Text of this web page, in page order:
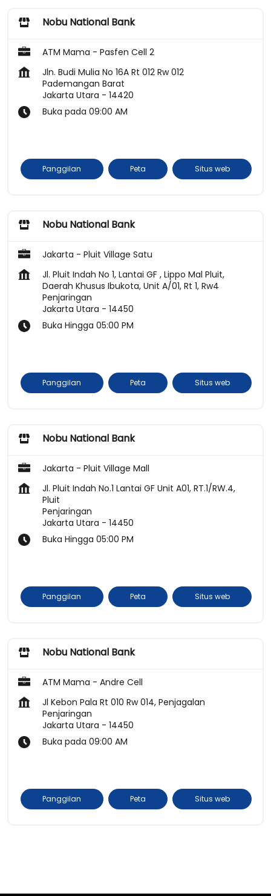
Nobu National Bank
ATM Mama - Pasfen Cell 2
Jln. Budi Mulia No 16A Rt 012 Rw 012
Pademangan Barat
Jakarta Utara - 14420
Buka pada 09:00 AM
Panggilan Peta Situs web
Nobu National Bank
Jakarta - Pluit Village Satu
Jl. Pluit Indah No 1, Lantai GF , Lippo Mal Pluit,
Daerah Khusus Ibukota, Unit A/01, Rt 1, Rw4
Penjaringan
Jakarta Utara - 14450
Buka Hingga 05:00 PM
Panggilan Peta Situs web
Nobu National Bank
Jakarta - Pluit Village Mall
Jl. Pluit Indah No.1 Lantai GF Unit A01, RT.1/RW.4,
Pluit
Penjaringan
Jakarta Utara - 14450
Buka Hingga 05:00 PM
Panggilan Peta Situs web
Nobu National Bank
ATM Mama - Andre Cell
Jl Kebon Pala Rt 010 Rw 014, Penjagalan
Penjaringan
Jakarta Utara - 14450
Buka pada 09:00 AM
Panggilan Peta Situs web